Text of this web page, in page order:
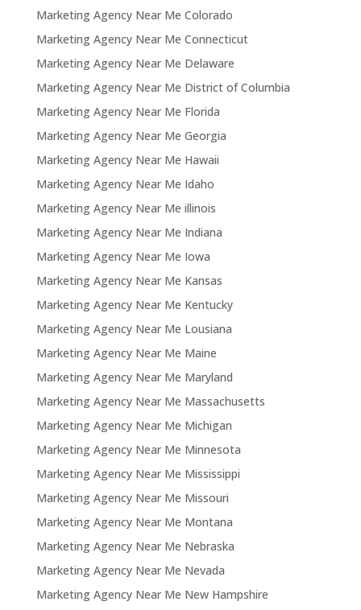
Marketing Agency Near Me Colorado
Marketing Agency Near Me Connecticut
Marketing Agency Near Me Delaware
Marketing Agency Near Me District of Columbia
Marketing Agency Near Me Florida
Marketing Agency Near Me Georgia
Marketing Agency Near Me Hawaii
Marketing Agency Near Me Idaho
Marketing Agency Near Me illinois
Marketing Agency Near Me Indiana
Marketing Agency Near Me Iowa
Marketing Agency Near Me Kansas
Marketing Agency Near Me Kentucky
Marketing Agency Near Me Lousiana
Marketing Agency Near Me Maine
Marketing Agency Near Me Maryland
Marketing Agency Near Me Massachusetts
Marketing Agency Near Me Michigan
Marketing Agency Near Me Minnesota
Marketing Agency Near Me Mississippi
Marketing Agency Near Me Missouri
Marketing Agency Near Me Montana
Marketing Agency Near Me Nebraska
Marketing Agency Near Me Nevada
Marketing Agency Near Me New Hampshire